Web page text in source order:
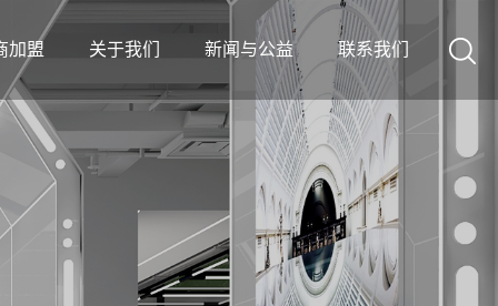
加盟 关于我们 新闻与公益 联系我们